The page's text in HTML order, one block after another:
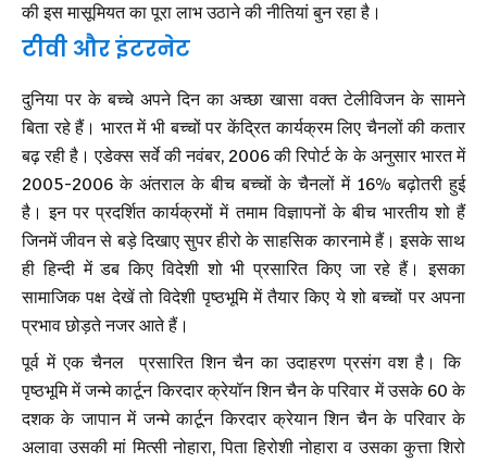
की इस मासूमियत का पूरा लाभ उठाने की नीतियां बुन रहा है।
टीवी और इंटरनेट
दुनिया पर के बच्चे अपने दिन का अच्छा खासा वक्त टेलीविजन के सामने
बिता रहे हैं। भारत में भी बच्चों पर केंद्रित कार्यक्रम लिए चैनलों की कतार
बढ़ रही है। एडेक्स सर्वे की नवंबर, 2006 की रिपोर्ट के के अनुसार भारत में
2005-2006 के अंतराल के बीच बच्चों के चैनलों में 16% बढ़ोतरी हुई
है। इन पर प्रदर्शित कार्यक्रमों में तमाम विज्ञापनों के बीच भारतीय शो हैं
जिनमें जीवन से बड़े दिखाए सुपर हीरो के साहसिक कारनामे हैं। इसके साथ
ही हिन्दी में डब किए विदेशी शो भी प्रसारित किए जा रहे हैं। इसका
सामाजिक पक्ष देखें तो विदेशी पृष्ठभूमि में तैयार किए ये शो बच्चों पर अपना
प्रभाव छोड़ते नजर आते हैं।
पूर्व में एक चैनल प्रसारित शिन चैन का उदाहरण प्रसंग वश है। कि
पृष्ठभूमि में जन्मे कार्टून किरदार क्रेयॉन शिन चैन के परिवार में उसके 60 के
दशक के जापान में जन्मे कार्टून किरदार क्रेयान शिन चैन के परिवार के
अलावा उसकी मां मित्सी नोहारा, पिता हिरोशी नोहारा व उसका कुत्ता शिरो